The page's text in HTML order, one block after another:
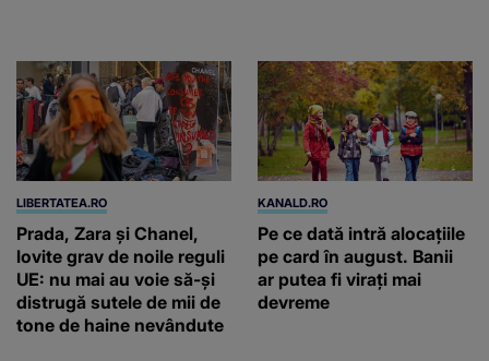
LIBERTATEA.RO
Prada, Zara și Chanel,
lovite grav de noile reguli
UE: nu mai au voie să-și
distrugă sutele de mii de
tone de haine nevândute
KANALD.RO
Pe ce dată intră alocațiile
pe card în august. Banii
ar putea fi virați mai
devreme